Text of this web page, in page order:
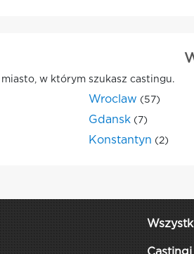
miasto, w którym szukasz castingu.
Wroclaw (57)
Gdansk (7)
Konstantyn (2)